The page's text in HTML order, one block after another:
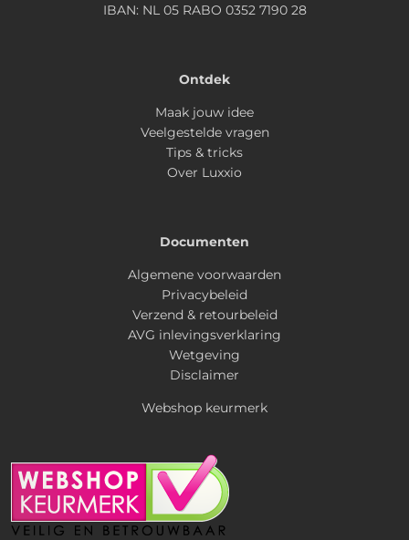
IBAN: NL 05 RABO 0352 7190 28
Ontdek
Maak jouw idee
Veelgestelde vragen
Tips & tricks
Over Luxxio
Documenten
Algemene voorwaarden
Privacybeleid
Verzend & retourbeleid
AVG inlevingsverklaring
Wetgeving
Disclaimer
Webshop keurmerk